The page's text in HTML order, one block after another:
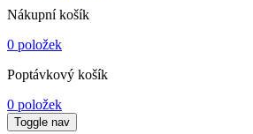
Nákupní košík
0 položek
Poptávkový košík
0 položek
Toggle nav